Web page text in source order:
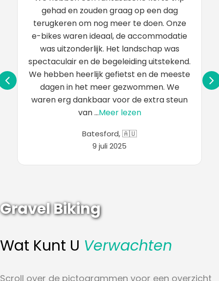
enkele van de meest spectaculaire
uitzichten die ik ooit heb gezien. Rooster
Bike Tours had alles zo goed
georganiseerd dat ik alleen maar hoefde
te genieten. De mix van uitdagende
stukken en vlakke, luchtige paden maakte
het ideaal. Ik hield vooral van de omweg
naar Sintra - het voelde als...Meer lezen
30 mei 2024
Gravel Biking
Wat Kunt U Verwachten
Scroll over de pictogrammen voor een overzicht